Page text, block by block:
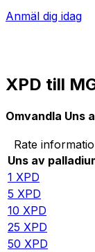
Anmäl dig idag
XPD till
Omvandla Uns
Rate
Uns av
1 XPD
5 XPD
10 XPD
25 XPD
50 XPD